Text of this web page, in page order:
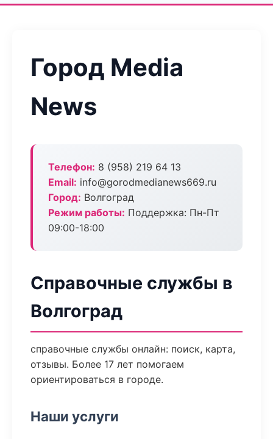
Город Media
News
Телефон: 8 (958) 219 64 13
Email: info@gorodmedianews669.ru
Город: Волгоград
Режим работы: Поддержка: Пн-Пт
09:00-18:00
Справочные службы в
Волгоград
справочные службы онлайн: поиск, карта,
отзывы. Более 17 лет помогаем
ориентироваться в городе.
Наши услуги